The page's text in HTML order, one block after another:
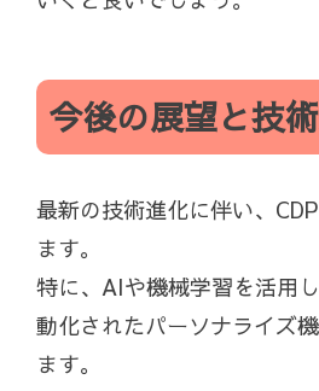
今後の展望と技
最新の技術進化に伴い、
ます。
特に、AIや機械学習を活用
動化されたパーソナライズ
ます。